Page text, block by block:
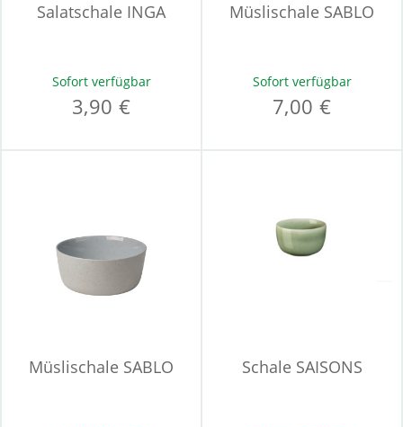
Salatschale INGA
Sofort verfügbar
3,90 €
Müslischale SABLO
Sofort verfügbar
7,00 €
Müslischale SABLO Schale SAISONS